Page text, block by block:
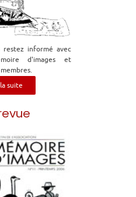
restez informé avec
d'images et
suite